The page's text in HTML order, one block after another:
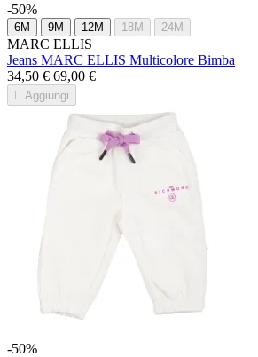
-50%
6M 9M 12M 18M 24M
MARC ELLIS
Jeans MARC ELLIS Multicolore Bimba
34,50 € 69,00 €
 Aggiungi
-50%